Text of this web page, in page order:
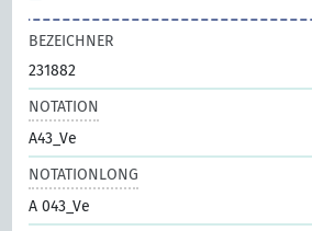
BEZEICHNER
231882
NOTATION
A43_Ve
NOTATIONLONG
A 043_Ve